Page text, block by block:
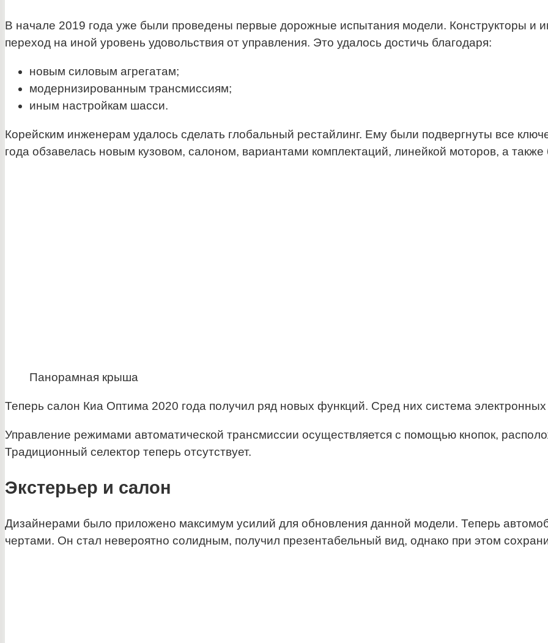
В начале 2019 года уже были проведены первые дорожные испытания модели. Конструкторы и
переход на иной уровень удовольствия от управления. Это удалось достичь благодаря:
новым силовым агрегатам;
модернизированным трансмиссиям;
иным настройкам шасси.
Корейским инженерам удалось сделать глобальный рестайлинг. Ему были подвергнуты все
года обзавелась новым кузовом, салоном, вариантами комплектаций, линейкой моторов, а
Панорамная крыша
Теперь салон Киа Оптима 2020 года получил ряд новых функций. Сред них система
Управление режимами автоматической трансмиссии осуществляется с помощью кнопок,
Традиционный селектор теперь отсутствует.
Экстерьер и салон
Дизайнерами было приложено максимум усилий для обновления данной модели. Теперь
чертами. Он стал невероятно солидным, получил презентабельный вид, однако при этом